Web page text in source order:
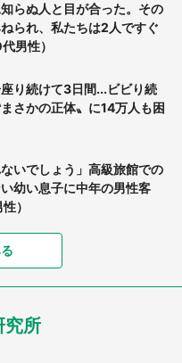
らぬ人と目が合った。その
られ、私たちは2人ですぐ
男性）
り続けて3日間...ビビり続
さかの正体〟に14万人も困
いでしょう」高級旅館での
幼い息子に中年の男性客
）
〝店頭駄々こね〟の内容に1.
り場ならまだしも...」「ハ
猫、激写される 「これもう
究所